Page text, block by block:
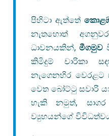
පිහිටා ඇත්තේ
නැතහොත්
ධාවනයකින්,මීගමුව
කිමිදුම් චාරිකා
නැගෙනහිර වෙරළට
වෙත බෝට්ටු සවාරි
හැකි නමුත්,
ව්‍යුහයන්ගේ